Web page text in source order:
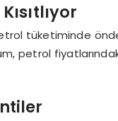
tüketiminde
petrol